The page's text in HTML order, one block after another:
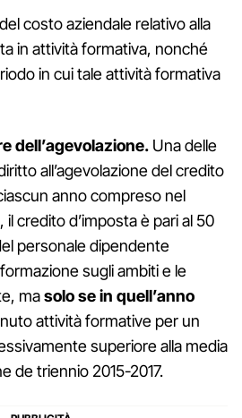
costo aziendale relativo alla
in attività formativa, nonché
in cui tale attività formativa
dell’agevolazione. Una delle
all’agevolazione del credito
anno compreso nel
, il credito d’imposta è pari al 50
personale dipendente
sugli ambiti e le
masolo se in quell’anno
attività formative per un
superiore alla media
de triennio 2015-2017.